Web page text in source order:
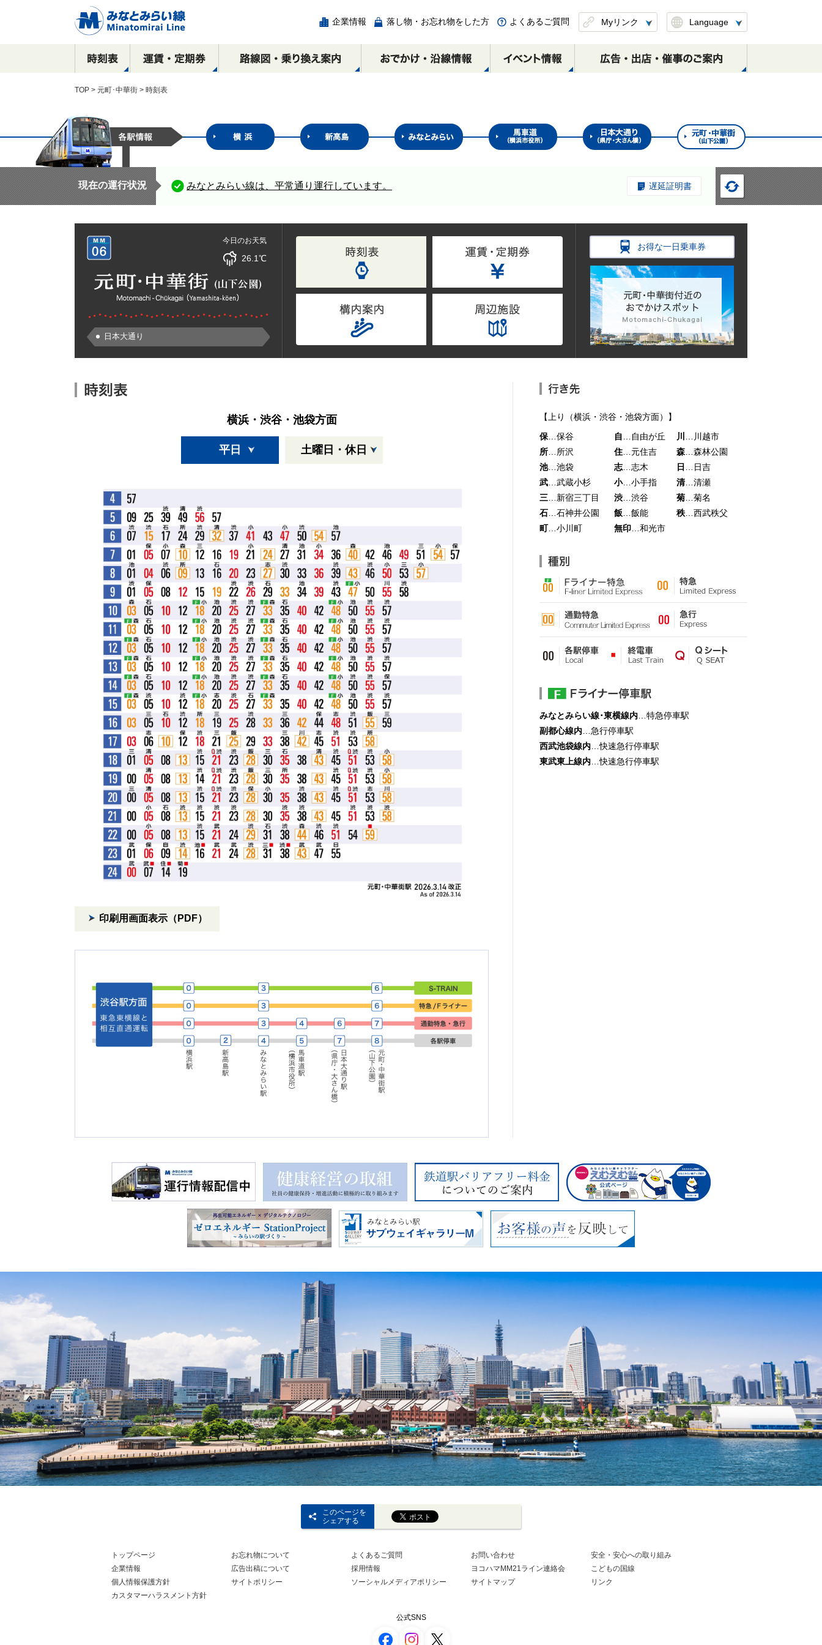
企業情報 落し物・お忘れ物をした方 よくあるご質問 Myリンク
このページを保存
Language
横浜駅
元町・中華街方面
横浜・渋谷方面
横浜・渋谷方面
元町･中華街駅
横浜・渋谷方面
運賃
全路線マップ
目的別で探す！
駅看板など
駅ポスター
駅サインボード
SPメディア
デジタルサイネージ
ースのご案内
TOP > 元町･中華街 > 時刻表
現在の運行状況 みなとみらい線は、平常通り運行しています。 遅延証明書
今日のお天気
26.1℃
日本大通り
お得な一日乗車券
横浜・渋谷・池袋方面
平日 土曜日・休日
印刷用画面表示（PDF）
【上り（横浜・渋谷・池袋方面）】
保 …保谷 自 …自由が丘 川
…川越市
所 …所沢 住 …元住吉 森 …森林公園
池…池袋 志 …志木 日
…日吉
武 …武蔵小杉 小…小手指 清…清瀬
三 …新宿三丁目 渋…渋谷 菊 …菊名
石 …石神井公園 飯 …飯能 秩 …西武秩父
町…小川町 無印 …和光市
みなとみらい線･東横線内 …特急停車駅
副都心線内 …急行停車駅
西武池袋線内 …快速急行停車駅
東武東上線内 …快速急行停車駅
このページを
シェアする
トップページ お忘れ物について よくあるご質問 お問い合わせ
安全・安心への取り組み
企業情報
広告出稿について 採用情報 ヨコハマMM21ライン連絡会
こどもの国線
個人情報保護方針
サイトポリシー ソーシャルメディアポリシー サイトマップ
リンク
カスタマーハラスメント方針
公式SNS